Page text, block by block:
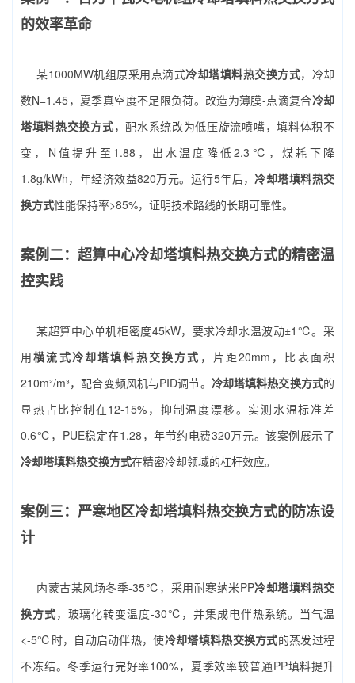
的效率革命
某1000MW机组原采用点滴式冷却塔填料热交换方式，冷却
数N=1.45，夏季真空度不足限负荷。改造为薄膜-点滴复合冷却
塔填料热交换方式，配水系统改为低压旋流喷嘴，填料体积不
变，N值提升至1.88，出水温度降低2.3℃，煤耗下降
1.8g/kWh，年经济效益820万元。运行5年后，冷却塔填料热交
换方式性能保持率>85%，证明技术路线的长期可靠性。
案例二：超算中心冷却塔填料热交换方式的精密温
控实践
某超算中心单机柜密度45kW，要求冷却水温波动±1℃。采
用横流式冷却塔填料热交换方式 ，片距20mm，比表面积
210m²/m³，配合变频风机与PID调节。 冷却塔填料热交换方式的
显热占比控制在12-15%，抑制温度漂移。实测水温标准差
0.6℃，PUE稳定在1.28，年节约电费320万元。该案例展示了
冷却塔填料热交换方式在精密冷却领域的杠杆效应。
案例三：严寒地区冷却塔填料热交换方式的防冻设
计
内蒙古某风场冬季-35℃，采用耐寒纳米PP冷却塔填料热交
换方式，玻璃化转变温度-30℃，并集成电伴热系统。当气温
<-5℃时，自动启动伴热，使冷却塔填料热交换方式的蒸发过程
不冻结。冬季运行完好率100%，夏季效率较普通PP填料提升